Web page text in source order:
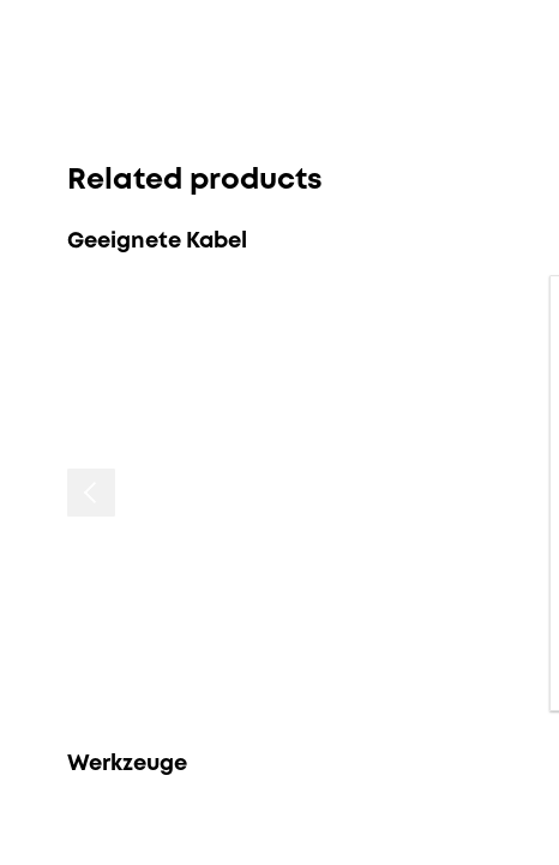
Related products
Geeignete Kabel
Werkzeuge